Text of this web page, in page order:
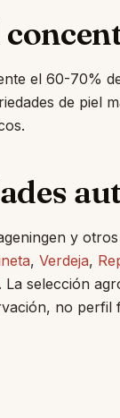
el 60-70%
de piel
y
, Verdeja,
. La selección
no perfil